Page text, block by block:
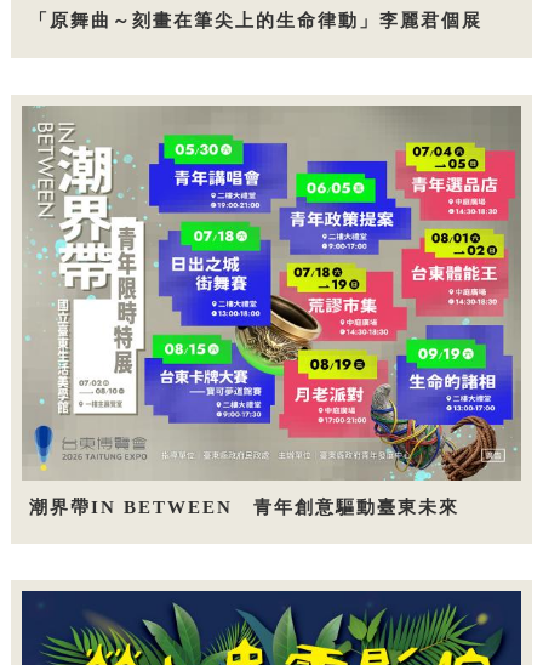
「原舞曲～刻畫在筆尖上的生命律動」李麗君個展
潮界帶IN BETWEEN 青年創意驅動臺東未來